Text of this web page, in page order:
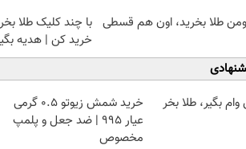
با چند کلیک طلا
خرید کن | هدیه
بگیر، طلا بخر
خرید شمش زیوتو ۰.۵ گرمی
عیار ۹۹۵ | ضد جعل و پلمپ
مخصوص